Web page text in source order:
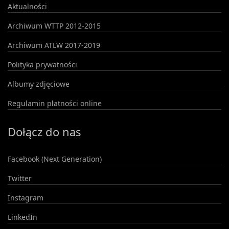
Aktualności
Archiwum WTTP 2012-2015
Archiwum ATLW 2017-2019
Polityka prywatności
Albumy zdjęciowe
Regulamin płatności online
Dołącz do nas
Facebook (Next Generation)
Twitter
Instagram
LinkedIn